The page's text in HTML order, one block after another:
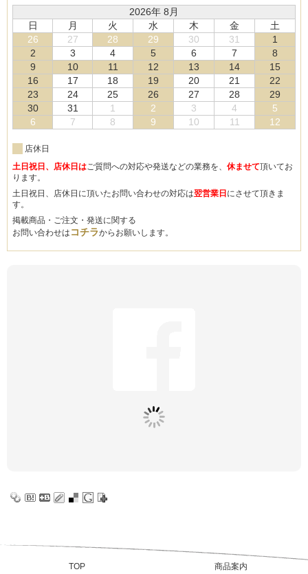
2026年 8月
日
月 火 水 木 金
土
26
27 28 29 30 31
1
2
3 4 5 6 7
8
9
10 11 12 13 14
15
16
17 18 19 20 21
22
23
24 25 26 27 28
29
30
31 1 2 3 4
5
6
7 8 9 10 11 12
店休日
土日祝日、店休日はご質問への対応や発送などの業務を、 休ませて頂いてお
ります。
土日祝日、店休日に頂いたお問い合わせの対応は翌営業日 にさせて頂きま
す。
掲載商品・ご注文・発送に関する
お問い合わせは コチラからお願いします。
TOP 商品案内